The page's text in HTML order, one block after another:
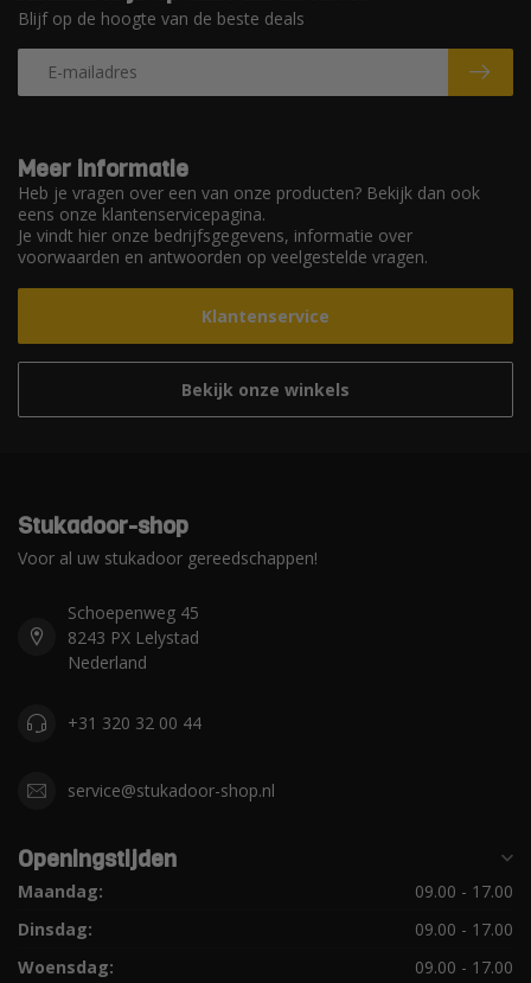
Meer informatie
Heb je vragen over een van onze producten? Bekijk dan ook
eens onze klantenservicepagina.
Je vindt hier onze bedrijfsgegevens, informatie over
voorwaarden en antwoorden op veelgestelde vragen.
Klantenservice
Bekijk onze winkels
Blijf op de hoogte van de beste deals
Stukadoor-shop
Voor al uw stukadoor gereedschappen!
Schoepenweg 45
8243 PX Lelystad
Nederland
+31 320 32 00 44
service@stukadoor-shop.nl
Openingstijden
Maandag:
09.00 - 17.00
Dinsdag:
09.00 - 17.00
Woensdag:
09.00 - 17.00